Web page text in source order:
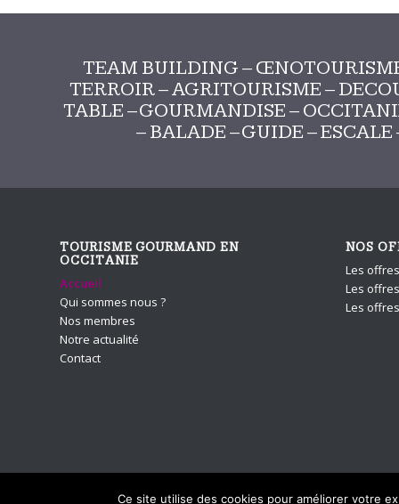
TEAM BUILDING –
TERROIR – AGRITOURISME –
TABLE – GOURMANDISE –
– BALADE – GUIDE –
TOURISME GOURMAND EN
OCCITANIE
Accueil
Qui sommes nous ?
Nos membres
Notre actualité
Contact
NOS
Les
Les
Les
Ce site utilise des cookies pour améliorer votre